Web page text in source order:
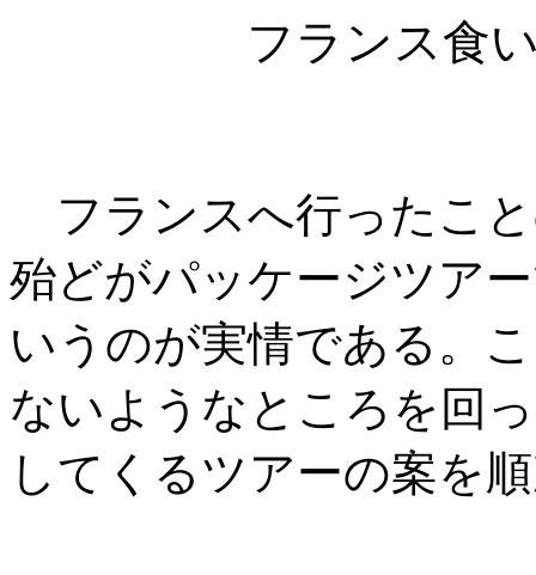
フランス食
フランスへ行ったこ
殆どがパッケージツア
いうのが実情である。
ないようなところを回
してくるツアーの案を